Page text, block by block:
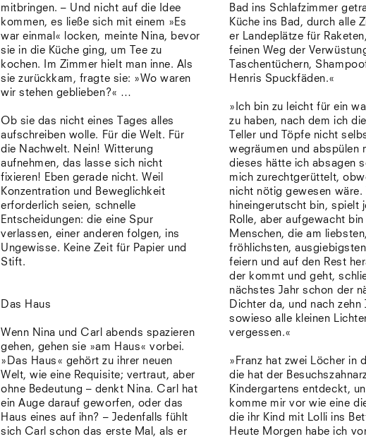
mitbringen. – Und nicht auf die Idee
kommen, es ließe sich mit einem »Es
war einmal« locken, meinte Nina, bevor
sie in die Küche ging, um Tee zu
kochen. Im Zimmer hielt man inne. Als
sie zurückkam, fragte sie: »Wo waren
wir stehen geblieben?« …
Ob sie das nicht eines Tages alles
aufschreiben wolle. Für die Welt. Für
die Nachwelt. Nein! Witterung
aufnehmen, das lasse sich nicht
fixieren! Eben gerade nicht. Weil
Konzentration und Beweglichkeit
erforderlich seien, schnelle
Entscheidungen: die eine Spur
verlassen, einer anderen folgen, ins
Ungewisse. Keine Zeit für Papier und
Stift.
Das Haus
Wenn Nina und Carl abends spazieren
gehen, gehen sie »am Haus« vorbei.
»Das Haus« gehört zu ihrer neuen
Welt, wie eine Requisite; vertraut, aber
ohne Bedeutung – denkt Nina. Carl hat
ein Auge darauf geworfen, oder das
Haus eines auf ihn? – Jedenfalls fühlt
sich Carl schon das erste Mal, als er
Bad ins Schlafzimmer
Küche ins Bad, durch alle
er Landeplätze für
feinen Weg der
Taschentüchern,
Henris Spuckfäden.«
»Ich bin zu leicht für ein
zu haben, nach dem ich
Teller und Töpfe nicht
wegräumen und abspülen
dieses hätte ich absagen
mich zurechtgerüttelt,
nicht nötig gewesen wäre.
hineingerutscht bin, spielt
Rolle, aber aufgewacht
Menschen, die am liebsten,
fröhlichsten,
feiern und auf den Rest
der kommt und geht,
nächstes Jahr schon der
Dichter da, und nach zehn
sowieso alle kleinen
vergessen.«
»Franz hat zwei Löcher in
die hat der
Kindergartens entdeckt,
komme mir vor wie eine
die ihr Kind mit Lolli ins
Heute Morgen habe ich